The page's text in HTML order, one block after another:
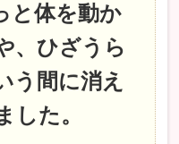
と体を動か
、ひざうら
う間に消え
した。